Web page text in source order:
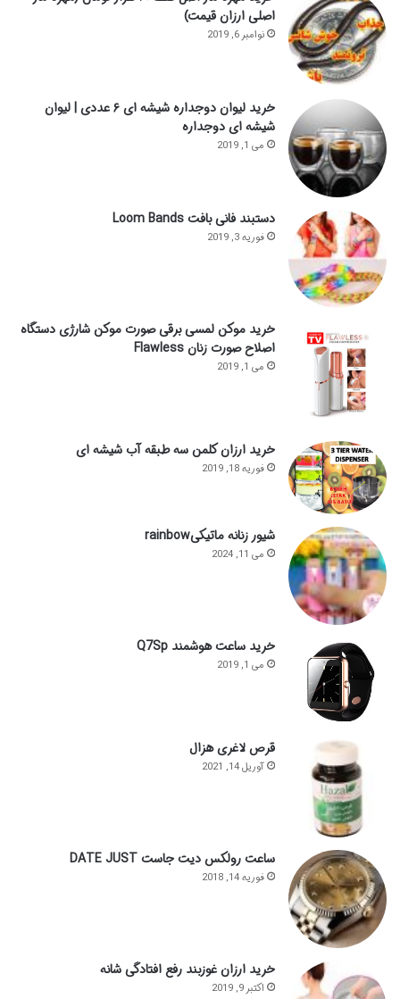
اصلی ارزان قیمت)
نوامبر 6, 2019
خرید لیوان دوجداره شیشه ای ۶ عددی | لیوان
شیشه ای دوجداره
می 1, 2019
دستبند فانی بافت Loom Bands
فوریه 3, 2019
خرید موکن لمسی برقی صورت موکن شارژی دستگاه
اصلاح صورت زنان Flawless
می 1, 2019
خرید ارزان کلمن سه طبقه آب شیشه ای
فوریه 18, 2019
شیور زنانه ماتیکیrainbow
می 11, 2024
خرید ساعت هوشمند Q7Sp
می 1, 2019
قرص لاغری هزال
آوریل 14, 2021
ساعت رولکس دیت جاست DATE JUST
فوریه 14, 2018
خرید ارزان غوزبند رفع افتادگی شانه
اکتبر 9, 2019